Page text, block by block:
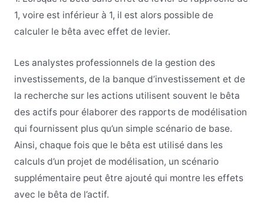
1, voire est inférieur à 1, il est alors possible de
calculer le bêta avec effet de levier.
Les analystes professionnels de la gestion des
investissements, de la banque d’investissement et de
la recherche sur les actions utilisent souvent le bêta
des actifs pour élaborer des rapports de modélisation
qui fournissent plus qu’un simple scénario de base.
Ainsi, chaque fois que le bêta est utilisé dans les
calculs d’un projet de modélisation, un scénario
supplémentaire peut être ajouté qui montre les effets
avec le bêta de l’actif.